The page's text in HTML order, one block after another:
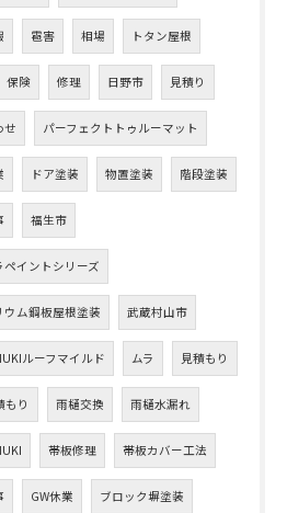
雹害 相場 トタン屋根
保険 修理 日野市 見積り
せ パーフェクトトゥルーマット
ドア塗装 物置塗装 階段塗装
福生市
ペイントシリーズ
ウム鋼板屋根塗装 武蔵村山市
ルーフマイルド ムラ 見積もり
もり 雨樋交換 雨樋水漏れ
帯板修理 帯板カバー工法
GW休業 ブロック塀塗装